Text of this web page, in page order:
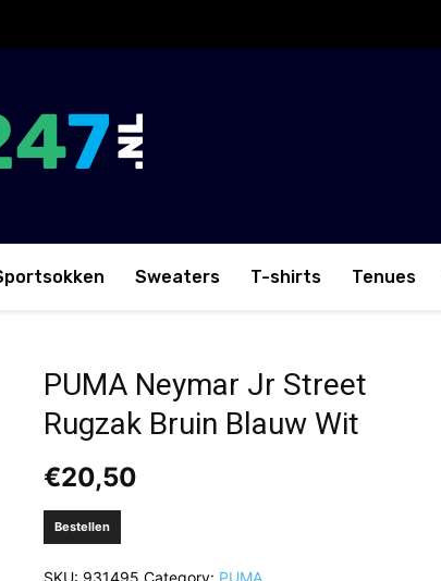
Sweaters T-shirts Tenues
PUMA Neymar Jr Street
Rugzak Bruin Blauw Wit
€20,50
Bestellen
SKU: 931495 Category: PUMA